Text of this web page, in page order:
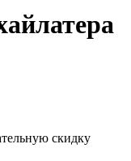
скидку